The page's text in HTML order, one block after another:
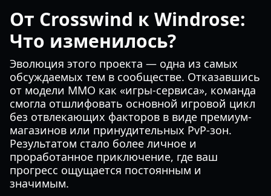
От Crosswind к Windrose:
Что изменилось?
Эволюция этого проекта — одна из самых
обсуждаемых тем в сообществе. Отказавшись
от модели MMO как «игры-сервиса», команда
смогла отшлифовать основной игровой цикл
без отвлекающих факторов в виде премиум-
магазинов или принудительных PvP-зон.
Результатом стало более личное и
проработанное приключение, где ваш
прогресс ощущается постоянным и
значимым.